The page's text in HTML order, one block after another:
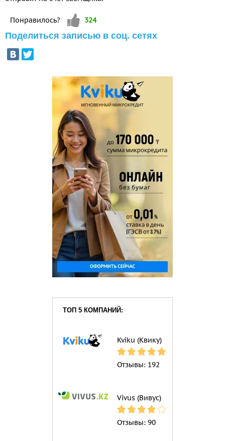
Понравилось? Vote up!
324
Поделиться записью в соц. сетях
ТОП 5 КОМПАНИЙ:
Kviku (Квику)
Отзывы: 192
Vivus (Вивус)
Отзывы: 90